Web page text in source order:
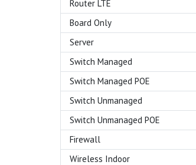
Router LTE
Board Only
Server
Switch Managed
Switch Managed POE
Switch Unmanaged
Switch Unmanaged POE
Firewall
Wireless Indoor